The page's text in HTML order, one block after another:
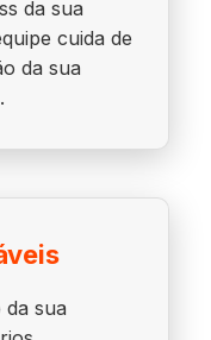
da sua
cuida de
da sua
sua